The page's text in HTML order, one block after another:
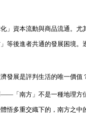
」資本流動與商品流通。
等後進者共通的發展困境
發展是評判生活的唯一價值
「南方」不是一種地理
悟多重交織下的，南方之中